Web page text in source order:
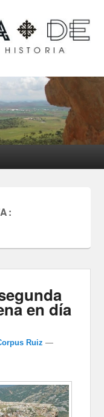
y
en día
Ruiz —